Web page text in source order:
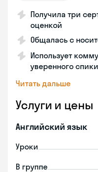
Получила три
оценкой
Общалась с
Использует
уверенного
Читать дальше
Услуги и цены
Английский язык
Уроки
В группе